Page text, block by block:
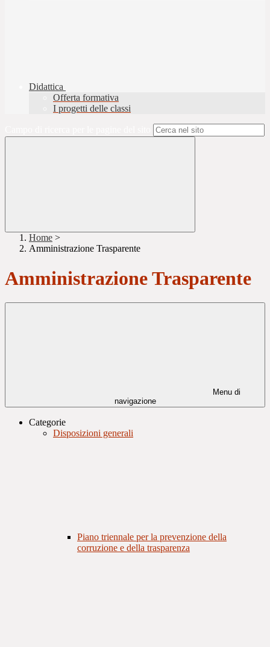
Didattica
Offerta formativa
I progetti delle classi
Home >
Amministrazione Trasparente
Amministrazione Trasparente
Menu di
navigazione
Categorie
Disposizioni generali
Piano triennale per la prevenzione della
corruzione e della trasparenza